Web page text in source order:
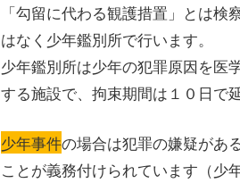
「勾留に代わる観護措置」とは
はなく少年鑑別所で行います。
少年鑑別所は少年の犯罪原因を医
する施設で、拘束期間は１０日で
少年事件の場合は犯罪の嫌疑があ
ことが義務付けられています（少